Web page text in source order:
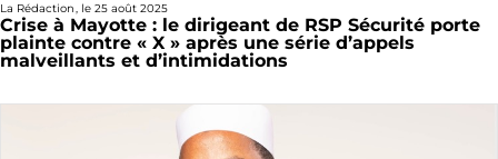
La Rédaction, le 25 août 2025
Crise à Mayotte : le dirigeant de RSP Sécurité porte
plainte contre « X » après une série d’appels
malveillants et d’intimidations